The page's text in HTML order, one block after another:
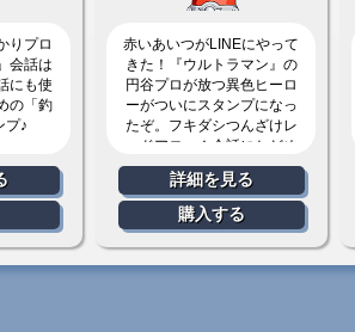
りプロ
会話は
にも使
の「釣
プ♪
赤いあいつがLINEにやって
きた！『ウルトラマン』の
円谷プロが放つ異色ヒーロ
ーがついにスタンプになっ
たぞ。フキダシつんざけレ
ッドアロー！会話にとどめ
のレッドナイフ！
詳細を見る
購入する